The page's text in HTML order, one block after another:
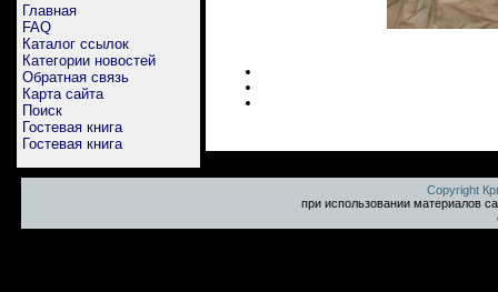
Главная
FAQ
Каталог ссылок
Категории новостей
Обратная связь
Карта сайта
Поиск
Гостевая книга
Гостевая книга
Copyright
при использовании материалов